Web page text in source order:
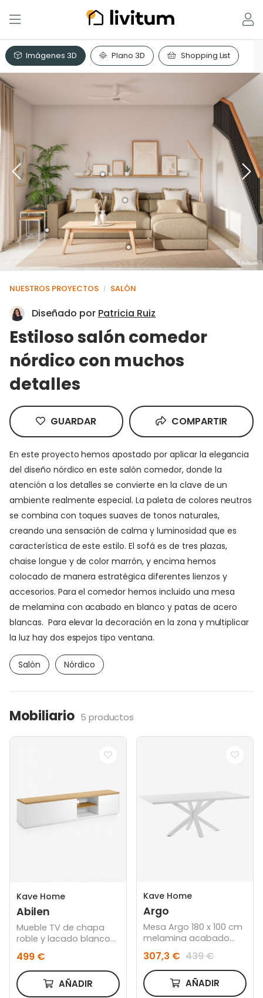
Imágenes 3D Plano 3D Shopping List
NUESTROS PROYECTOS / SALÓN
Diseñado por Patricia Ruiz
Estiloso salón comedor
nórdico con muchos
detalles
GUARDAR COMPARTIR
En este proyecto hemos apostado por aplicar la elegancia
del diseño nórdico en este salón comedor, donde la
atención a los detalles se convierte en la clave de un
ambiente realmente especial. La paleta de colores neutros
se combina con toques suaves de tonos naturales,
creando una sensación de calma y luminosidad que es
característica de este estilo. El sofá es de tres plazas,
chaise longue y de color marrón, y encima hemos
colocado de manera estratégica diferentes lienzos y
accesorios. Para el comedor hemos incluido una mesa
de melamina con acabado en blanco y patas de acero
blancas. Para elevar la decoración en la zona y multiplicar
la luz hay dos espejos tipo ventana.
Salón Nórdico
Mobiliario 5 productos
Kave Home
Abilen
Mueble TV de chapa
roble y lacado blanco
499 €
AÑADIR
Kave Home
Argo
Mesa Argo 180 x 100 cm
melamina acabado
acabado blanco
307,3 € 439 €
AÑADIR